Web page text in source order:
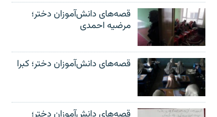
قصه‌های دانش‌آموزان دختر؛
مرضیه احمدی
قصه‌های دانش‌آموزان دختر؛ کبرا